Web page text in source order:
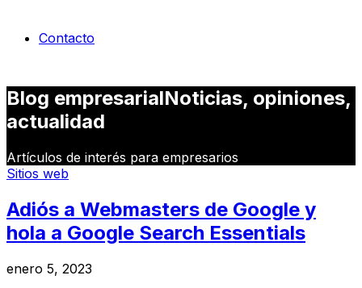
Contacto
Blog empresarialNoticias, opiniones,
actualidad
Artículos de interés para empresarios
Sitios web
Adiós a Webmasters de Google y
hola a Google Search Essentials
enero 5, 2023